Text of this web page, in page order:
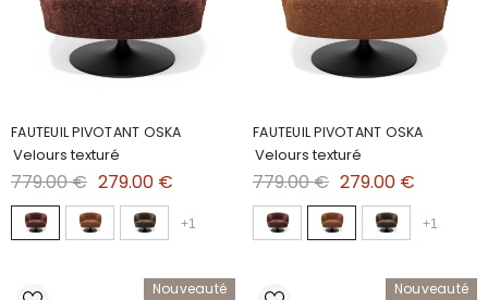
FAUTEUIL PIVOTANT OSKA
Velours texturé
779.00 € 279.00 €
+1
FAUTEUIL PIVOTANT OSKA
Velours texturé
779.00 € 279.00 €
+1
Nouveauté
Nouveauté